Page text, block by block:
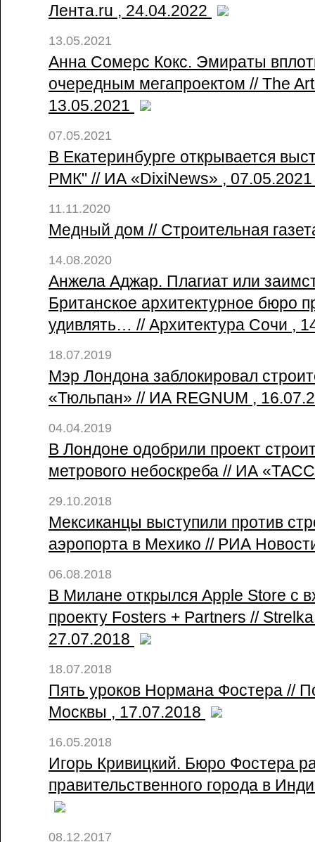
Лента.ru , 24.04.2022
13.05.2021
Анна Сомерс Кокс. Эмираты
очередным мегапроектом // The
13.05.2021
07.05.2021
В Екатеринбурге открывается
РМК" // ИА «DixiNews» ,
11.11.2020
Медный дом // Строительная
14.08.2020
Анжела Аджар. Плагиат или
Британское архитектурное бюро
удивлять… // Архитектура Сочи ,
18.07.2019
Мэр Лондона заблокировал
«Тюльпан» // ИА REGNUM ,
04.04.2019
В Лондоне одобрили проект
метрового небоскреба // ИА
29.10.2018
Мексиканцы выступили против
аэропорта в Мехико // РИА
06.08.2018
В Милане открылся Apple Store с
проекту Fosters + Partners //
27.07.2018
18.07.2018
Пять уроков Нормана Фостера //
Москвы , 17.07.2018
16.05.2018
Игорь Кривицкий. Бюро Фостера
правительственного города в
08.12.2017